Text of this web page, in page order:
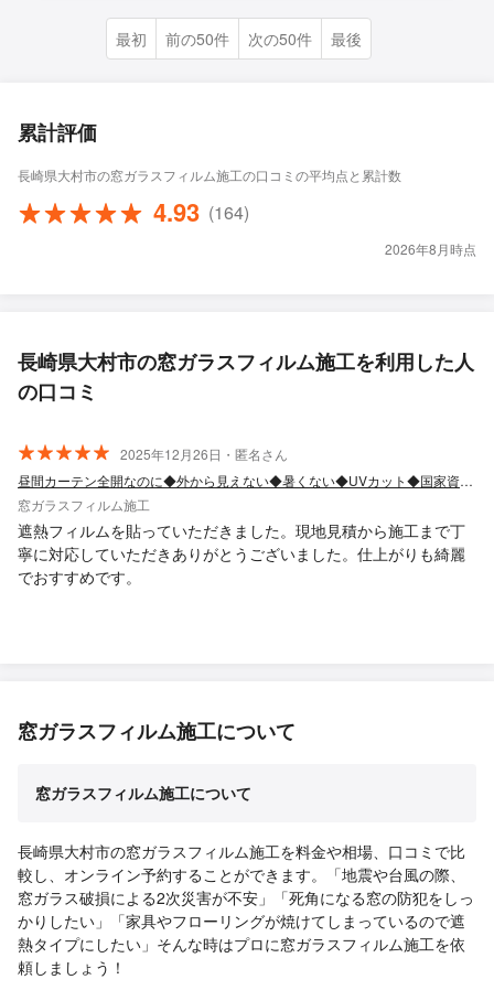
最初 前の50件 次の50件 最後
累計評価
長崎県大村市の窓ガラスフィルム施工の口コミの平均点と累計数
4.93 (164)
2026年8月時点
長崎県大村市の窓ガラスフィルム施工を利用した人
の口コミ
2025年12月26日・匿名さん
昼間カーテン全開なのに◆外から見えない◆暑くない◆UVカット◆国家資格1級技能士
窓ガラスフィルム施工
遮熱フィルムを貼っていただきました。現地見積から施工まで丁
寧に対応していただきありがとうございました。仕上がりも綺麗
でおすすめです。
窓ガラスフィルム施工について
窓ガラスフィルム施工について
長崎県大村市の窓ガラスフィルム施工を料金や相場、口コミで比
較し、オンライン予約することができます。「地震や台風の際、
窓ガラス破損による2次災害が不安」「死角になる窓の防犯をしっ
かりしたい」「家具やフローリングが焼けてしまっているので遮
熱タイプにしたい」そんな時はプロに窓ガラスフィルム施工を依
頼しましょう！